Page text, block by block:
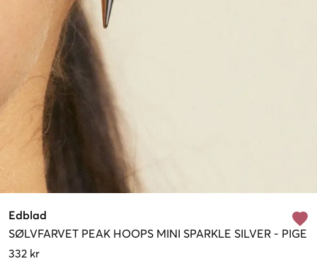
Edblad
SØLVFARVET PEAK HOOPS MINI SPARKLE SILVER - PIGE
332 kr